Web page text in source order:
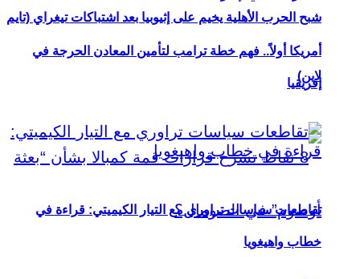
شبح الحرب الأهلية يخيم على إثيوبيا بعد اشتباكات تيغراي (تايم
لاين)
أمريكا أولاً.. فهم خطة ترامب لتأمين المعادن الحرجة في
إفريقيا
تقاطعات سياسات تراوري مع التيار الكيميتي: قراءة في
خطاب واهيغويا